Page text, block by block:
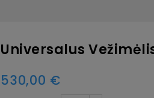
Universalus
530,00 €